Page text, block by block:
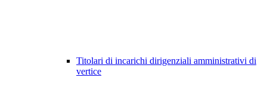
Titolari di incarichi dirigenziali amministrativi di
vertice